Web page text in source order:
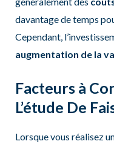
davantage de temps
Cependant,
augmentation de la
Facteurs à
L’étude De
Lorsque vous réalisez